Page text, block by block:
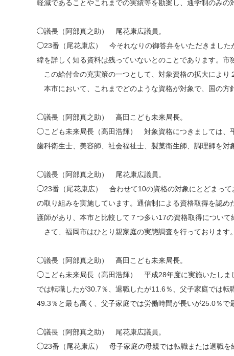
軽減であることやこれまでの実績等を勘案し、通学制のみの
◯議長（阿部真之助） 尾花康広議員。
◯23番（尾花康広） 今それなりの御答弁をいただきました
緯を詳しく知る資料は残っていないとのことであります。
この給付金の充実策の一つとして、対象資格の拡大により
本市において、これまでどのような資格が対象で、国の方
◯議長（阿部真之助） 高田こども未来局長。
◯こども未来局長（高田浩輝） 対象資格につきましては、
歯科衛生士、美容師、社会福祉士、製菓衛生師、調理師を対
◯議長（阿部真之助） 尾花康広議員。
◯23番（尾花康広） 合わせて10の資格の対象にとどまって
の取り組みを実施しています。通信制による資格取得を認
護師があり、本市と比較して７つ多い17の資格取得について
さて、福岡市はひとり親家庭の実態調査を行っております
◯議長（阿部真之助） 高田こども未来局長。
◯こども未来局長（高田浩輝） 平成28年度に実施いたしま
では転職したが30.7％、退職したが11.6％、父子家庭では
49.3％と最も高く、父子家庭では労働時間が長いが25.0％で
◯議長（阿部真之助） 尾花康広議員。
◯23番（尾花康広） 母子家庭の母親では転職または退職を